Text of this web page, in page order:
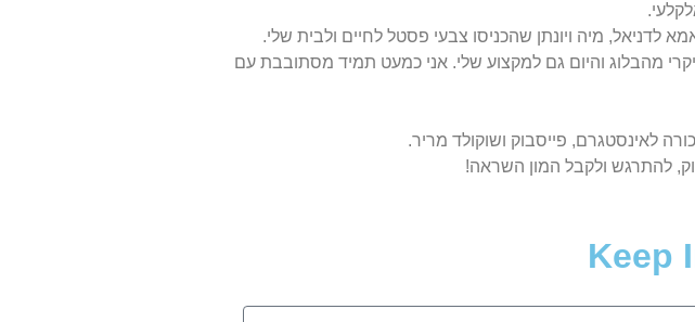
לדניאל, מיה ויונתן שהכניסו צבעי פסטל לחיים ולבית שלי.
מהבלוג והיום גם למקצוע שלי. אני כמעט תמיד מסתובבת עם
לאינסטגרם, פייסבוק ושוקולד מריר.
להתרגש ולקבל המון השראה!
Keep